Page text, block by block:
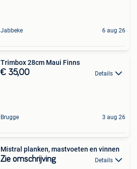
Jabbeke 6 aug 26
Trimbox 28cm Maui Finns
€ 35,00 Details
Brugge 3 aug 26
Mistral planken, mastvoeten en vinnen
Zie omschrijving Details